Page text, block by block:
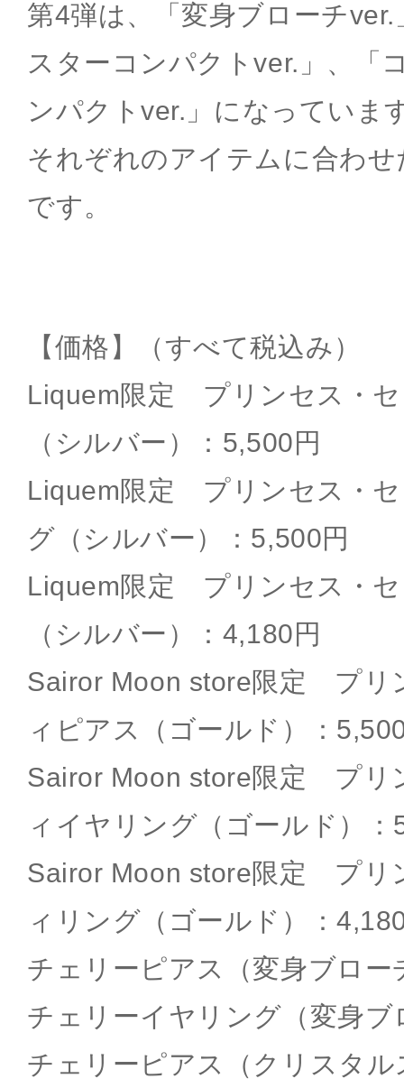
第4弾は、「変身ブローチ
スターコンパクトver.」、「
ンパクトver.」になっていま
それぞれのアイテムに合わ
です。
【価格】（すべて税込み）
Liquem限定 プリンセス・
（シルバー）：5,500円
Liquem限定 プリンセス・
グ（シルバー）：5,500円
Liquem限定 プリンセス・
（シルバー）：4,180円
Sairor Moon store限定 プリ
ィピアス（ゴールド）：
Sairor Moon store限定 プリ
ィイヤリング（ゴールド）：
Sairor Moon store限定 プリ
ィリング（ゴールド）：
チェリーピアス（変身ブロー
チェリーイヤリング（変身ブ
チェリーピアス（クリスタ